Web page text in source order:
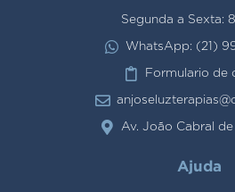
Segunda a Sexta:
WhatsApp: (21)
Formulario de
Av. João Cabral
Ajuda